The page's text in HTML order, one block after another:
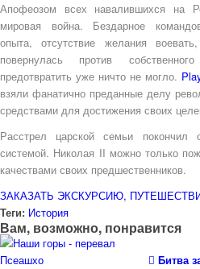
Апофеозом всех навалившихся на
мировая война. Бездарное
опыта, отсутствие желания
повернулась против
предотвратить уже ничто не могло.
взяли фанатично преданные делу
средствами для достижения своих
Расстрел царской семьи покончил
системой. Николая II можно только
качествами своих предшественников.
ЗАКАЗАТЬ ЭКСКУРСИЮ,
Теги: История
Вам, возможно, понравится
Битва